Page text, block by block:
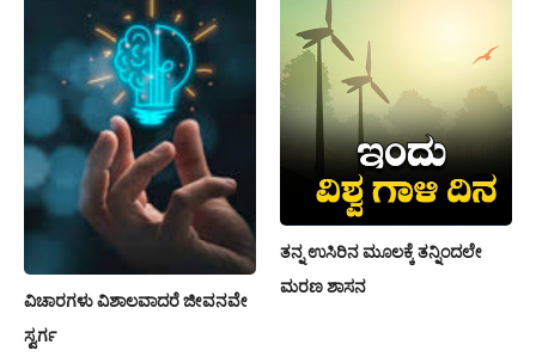
ವಿಚಾರಗಳು ವಿಶಾಲವಾದರೆ ಜೀವನವೇ
ಸ್ವರ್ಗ
ತನ್ನ ಉಸಿರಿನ ಮೂಲಕ್ಕೆ ತನ್ನಿಂದಲೇ
ಮರಣ ಶಾಸನ